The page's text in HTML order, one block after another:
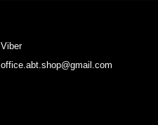
Viber
office.abt.shop@gmail.com